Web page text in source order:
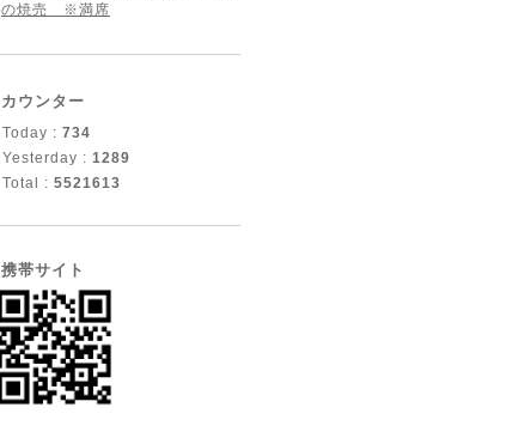
の焼売 ※満席
カウンター
Today : 734
Yesterday : 1289
Total : 5521613
携帯サイト